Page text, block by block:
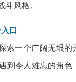
斗风格。
口
索一个广阔无垠的
到令人难忘的角色